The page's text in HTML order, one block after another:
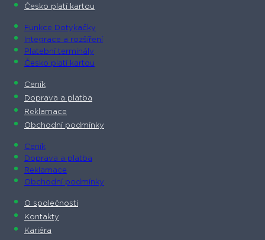
Česko platí kartou
Funkce Dotykačky
Integrace a rozšíření
Platební terminály
Česko platí kartou
Ceník
Doprava a platba
Reklamace
Obchodní podmínky
Ceník
Doprava a platba
Reklamace
Obchodní podmínky
O společnosti​
Kontakty
Kariéra